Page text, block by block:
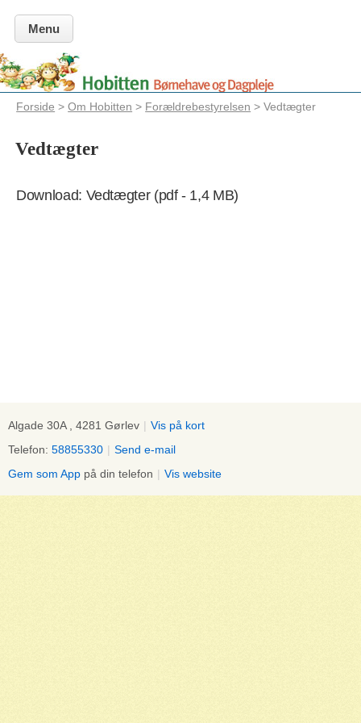
Menu
Forside >Om Hobitten > Forældrebestyrelsen > Vedtægter
Vedtægter
Download: Vedtægter (pdf - 1,4 MB)
Algade 30A , 4281 Gørlev | Vis på kort
Telefon: 58855330 | Send e-mail
Gem som App på din telefon | Vis website